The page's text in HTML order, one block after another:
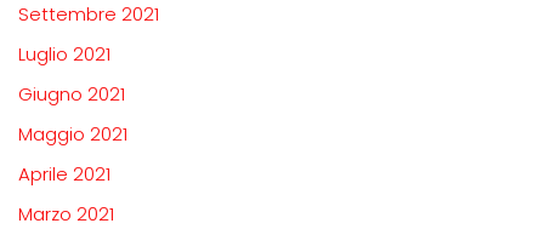
Settembre 2021
Luglio 2021
Giugno 2021
Maggio 2021
Aprile 2021
Marzo 2021